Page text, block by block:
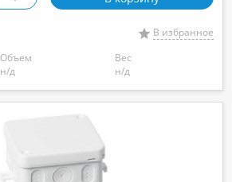
В избранное
Объем
н/д
Вес
н/д